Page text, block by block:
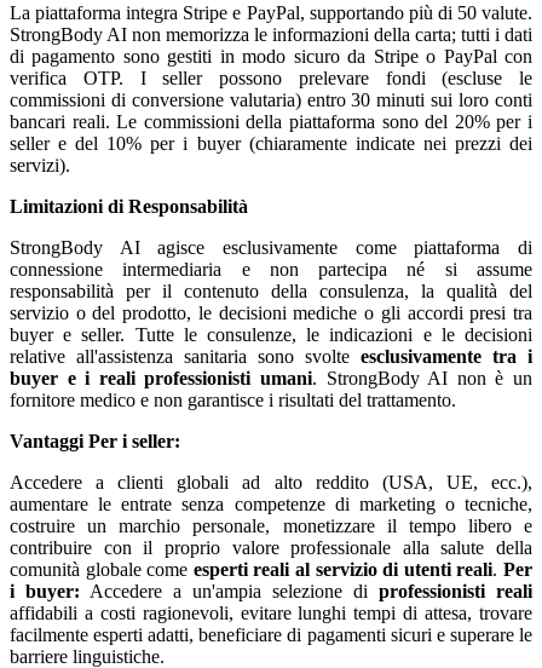
La piattaforma integra Stripe e PayPal, supportando più di 50 valute.
StrongBody AI non memorizza le informazioni della carta; tutti i dati
di pagamento sono gestiti in modo sicuro da Stripe o PayPal con
verifica OTP. I seller possono prelevare fondi (escluse le
commissioni di conversione valutaria) entro 30 minuti sui loro conti
bancari reali. Le commissioni della piattaforma sono del 20% per i
seller e del 10% per i buyer (chiaramente indicate nei prezzi dei
servizi).
Limitazioni di Responsabilità
StrongBody AI agisce esclusivamente come piattaforma di
connessione intermediaria e non partecipa né si assume
responsabilità per il contenuto della consulenza, la qualità del
servizio o del prodotto, le decisioni mediche o gli accordi presi tra
buyer e seller. Tutte le consulenze, le indicazioni e le decisioni
relative all'assistenza sanitaria sono svolte esclusivamente tra i
buyer e i reali professionisti umani. StrongBody AI non è un
fornitore medico e non garantisce i risultati del trattamento.
Vantaggi Per i seller:
Accedere a clienti globali ad alto reddito (USA, UE, ecc.),
aumentare le entrate senza competenze di marketing o tecniche,
costruire un marchio personale, monetizzare il tempo libero e
contribuire con il proprio valore professionale alla salute della
comunità globale come esperti reali al servizio di utenti reali.Per
i buyer: Accedere a un'ampia selezione di professionisti reali
affidabili a costi ragionevoli, evitare lunghi tempi di attesa, trovare
facilmente esperti adatti, beneficiare di pagamenti sicuri e superare le
barriere linguistiche.